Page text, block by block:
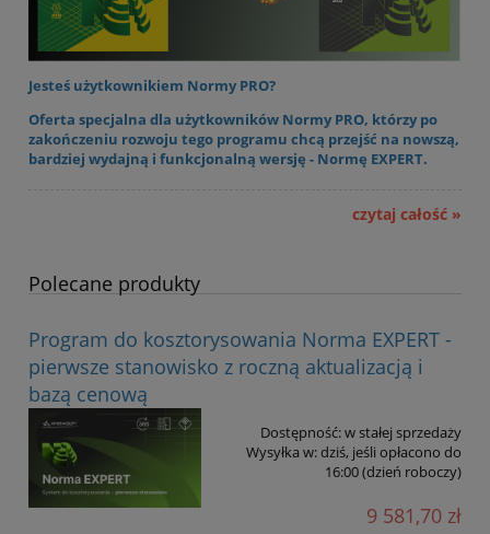
Jesteś użytkownikiem Normy PRO?
Oferta specjalna dla użytkowników Normy PRO, którzy po
zakończeniu rozwoju tego programu chcą przejść na nowszą,
bardziej wydajną i funkcjonalną wersję - Normę EXPERT.
czytaj całość »
Polecane produkty
Program do kosztorysowania Norma EXPERT -
pierwsze stanowisko z roczną aktualizacją i
bazą cenową
Dostępność:w stałej sprzedaży
Wysyłka w:dziś, jeśli opłacono do
16:00 (dzień roboczy)
9 581,70 zł